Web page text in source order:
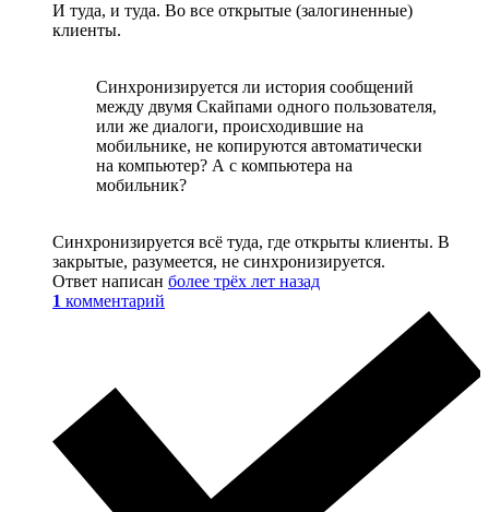
И туда, и туда. Во все открытые (залогиненные)
клиенты.
Синхронизируется ли история сообщений
между двумя Скайпами одного пользователя,
или же диалоги, происходившие на
мобильнике, не копируются автоматически
на компьютер? А с компьютера на
мобильник?
Синхронизируется всё туда, где открыты клиенты. В
закрытые, разумеется, не синхронизируется.
Ответ написан более трёх лет назад
1 комментарий